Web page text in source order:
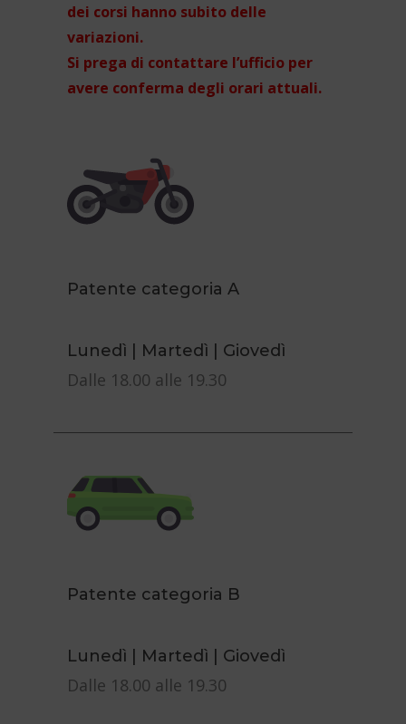
dei corsi hanno subito delle
variazioni.
Si prega di contattare l’ufficio per
avere conferma degli orari attuali.
Patente categoria A
Lunedì | Martedì | Giovedì
Dalle 18.00 alle 19.30
Patente categoria B
Lunedì | Martedì | Giovedì
Dalle 18.00 alle 19.30